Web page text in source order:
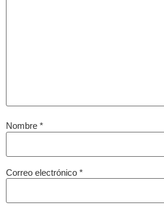
Nombre *
Correo electrónico *